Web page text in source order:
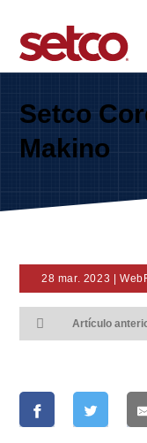
Setco
Makino
28 mar. 2023 |
Artículo